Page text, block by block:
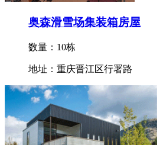
奥森滑雪场集装箱房屋
数量：10栋
地址：重庆晋江区行署路